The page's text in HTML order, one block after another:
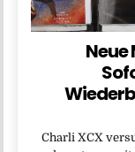
Neue
Charli XCX